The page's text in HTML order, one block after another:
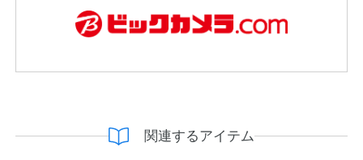
関連するアイテム